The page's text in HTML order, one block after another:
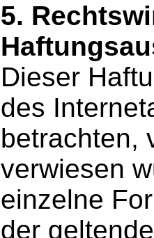
5.
Dieser
des
betrachten,
verwiesen
einzelne
der